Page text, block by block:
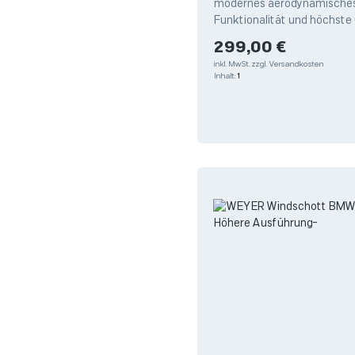
modernes
Funktionalität und höchste
Regulärer Preis:
299,00 €
inkl. MwSt. zzgl. Versandkosten
Inhalt: 1